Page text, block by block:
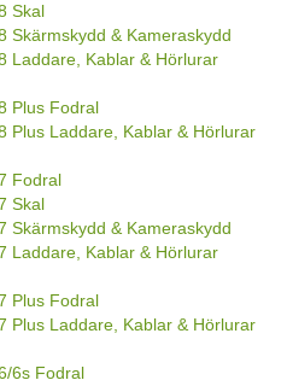
Skal
Skärmskydd & Kameraskydd
Laddare, Kablar & Hörlurar
Plus Fodral
Plus Laddare, Kablar & Hörlurar
Fodral
Skal
Skärmskydd & Kameraskydd
Laddare, Kablar & Hörlurar
Plus Fodral
Plus Laddare, Kablar & Hörlurar
6s Fodral